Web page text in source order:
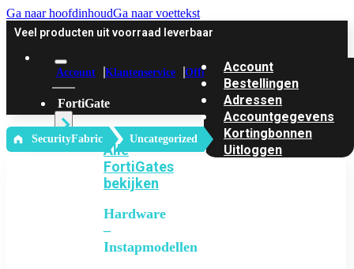
Ga naar hoofdinhoudGa naar voettekst
Veel producten uit voorraad leverbaar
Account Klantenservice Offerte
FortiGate
Alle
FortiGates
bekijken
Hardware
–
Instapmodellen
Account
Bestellingen
Adressen
Accountgegevens
Kortingbonnen
Uitloggen
‎ SecurityFabric Uncategorized